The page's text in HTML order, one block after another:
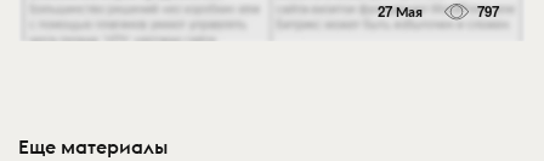
27 Мая 797
Еще материалы